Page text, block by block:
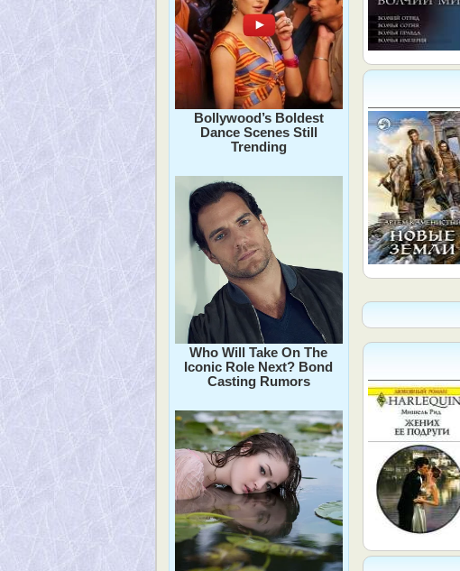
Bollywood’s Boldest
Dance Scenes Still
Trending
Who Will Take On The
Iconic Role Next? Bond
Casting Rumors